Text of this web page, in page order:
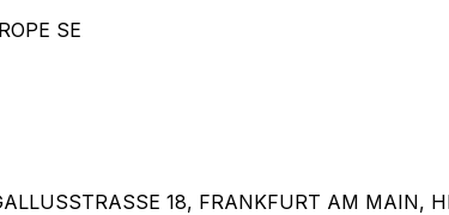
SE
18, FRANKFURT AM MAIN,